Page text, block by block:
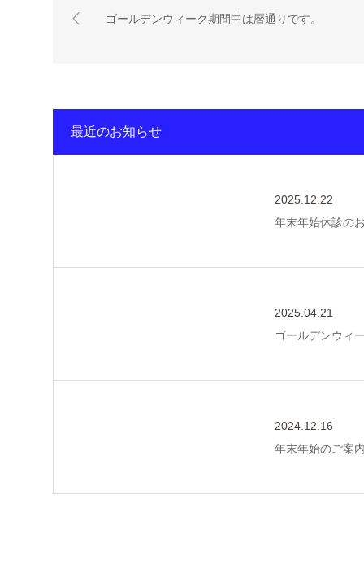
ゴールデンウィーク期間中は暦通りです。
最近のお知らせ
2025.12.22
年末年始休診の
2025.04.21
ゴールデンウィ
2024.12.16
年末年始のご案